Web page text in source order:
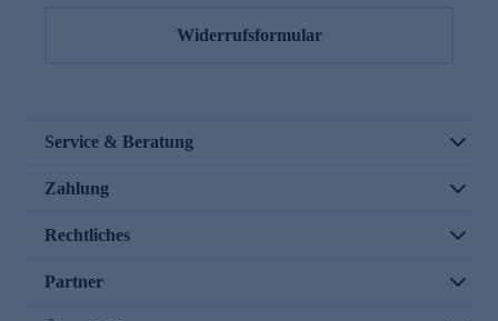
Widerrufsformular
Service & Beratung
Zahlung
Rechtliches
Partner